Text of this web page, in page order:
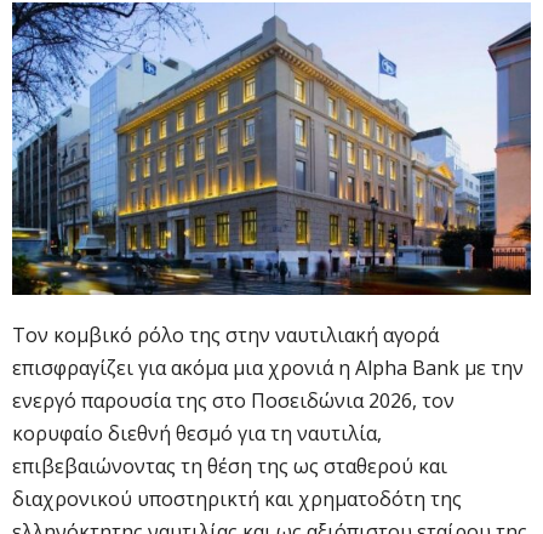
Τον κομβικό ρόλο της στην ναυτιλιακή αγορά
επισφραγίζει για ακόμα μια χρονιά η Alpha Bank με την
ενεργό παρουσία της στο Ποσειδώνια 2026, τον
κορυφαίο διεθνή θεσμό για τη ναυτιλία,
επιβεβαιώνοντας τη θέση της ως σταθερού και
διαχρονικού υποστηρικτή και χρηματοδότη της